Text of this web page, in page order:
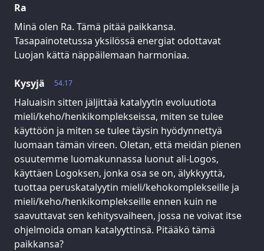
Ra
Minä olen Ra. Tämä pitää paikkansa.
Tasapainotetussa yksilössä energiat odottavat
Luojan kättä näppäilemaan harmoniaa.
54.17
Kysyjä
Haluaisin sitten jäljittää katalyytin evoluutiota
mieli/keho/henkikomplekseissa, miten se tulee
käyttöön ja miten se tulee täysin hyödynnettyä
luomaan tämän vireen. Oletan, että meidän pienen
osuutemme luomakunnassa luonut ali-Logos,
käyttäen Logoksen, jonka osa se on, älykkyyttä,
tuottaa peruskatalyytin mieli/kehokomplekseille ja
mieli/keho/henkikomplekseille ennen kuin ne
saavuttavat sen kehitysvaiheen, jossa ne voivat itse
ohjelmoida oman katalyyttinsä. Pitääkö tämä
paikkansa?